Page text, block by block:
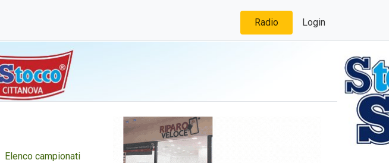
Radio Login
Elenco campionati